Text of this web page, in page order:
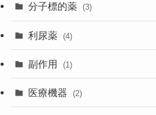
分子標的薬 (3)
利尿薬 (4)
副作用 (1)
医療機器 (2)